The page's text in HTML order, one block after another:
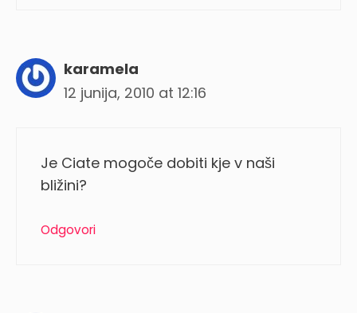
karamela
12 junija, 2010 at 12:16
Je Ciate mogoče dobiti kje v naši
bližini?
Odgovori